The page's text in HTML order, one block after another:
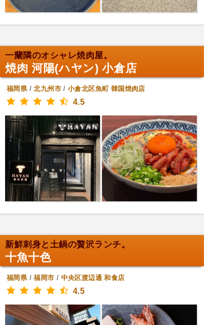
一蘭隣のオシャレ焼肉屋。
焼肉 河陽(ハヤン) 小倉店
福岡県/北九州市/小倉北区魚町 韓国焼肉店
4.5
新鮮刺身と土鍋の贅沢ランチ。
十魚十色
福岡県/福岡市 / 中央区渡辺通 和食店
4.5